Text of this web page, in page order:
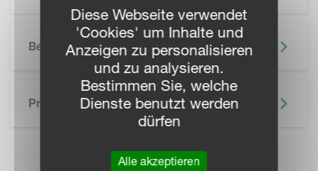
Besonderheiten
Prospekte
SKIP BROCHURE
Diese Webseite verwendet
'Cookies' um Inhalte und
Anzeigen zu personalisieren
und zu analysieren.
Bestimmen Sie, welche
Dienste benutzt werden
dürfen
Alle akzeptieren